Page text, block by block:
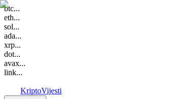
btc...
eth...
sol...
ada...
xrp...
dot...
avax...
link...
KriptoVijesti